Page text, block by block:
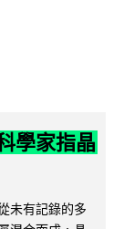
學家指晶
未有記錄的多